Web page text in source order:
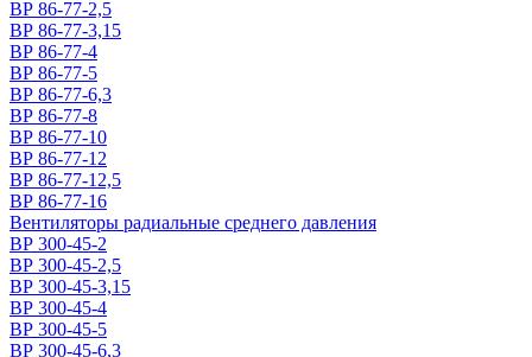
ВР 86-77-2,5
ВР 86-77-3,15
ВР 86-77-4
ВР 86-77-5
ВР 86-77-6,3
ВР 86-77-8
ВР 86-77-10
ВР 86-77-12
ВР 86-77-12,5
ВР 86-77-16
Вентиляторы радиальные среднего давления
ВР 300-45-2
ВР 300-45-2,5
ВР 300-45-3,15
ВР 300-45-4
ВР 300-45-5
ВР 300-45-6,3